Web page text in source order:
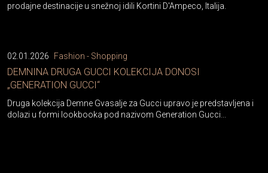
prodajne destinacije u snežnoj idili Kortini D'Ampeco, Italija.
02.01.2026 Fashion - Shopping
DEMNINA DRUGA GUCCI KOLEKCIJA DONOSI
„GENERATION GUCCI“
Druga kolekcija Demne Gvasalje za Gucci upravo je predstavljena i
dolazi u formi lookbooka pod nazivom Generation Gucci...